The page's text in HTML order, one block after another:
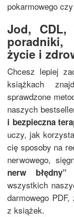
pokarmowego
Jod, CDL,
życie i
Chcesz lepiej
książkach
sprawdzone
naszych
i bezpieczna
uczy, jak
cię sposoby na
nerwowego,
nerw błędny
wszystkich
darmowego
z książek.